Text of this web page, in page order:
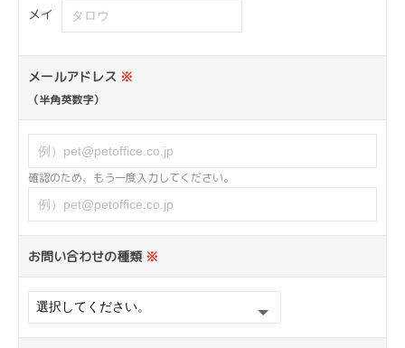
メイ
メールアドレス ※
（半角英数字）
確認のため、もう一度入力してください。
お問い合わせの種類 ※